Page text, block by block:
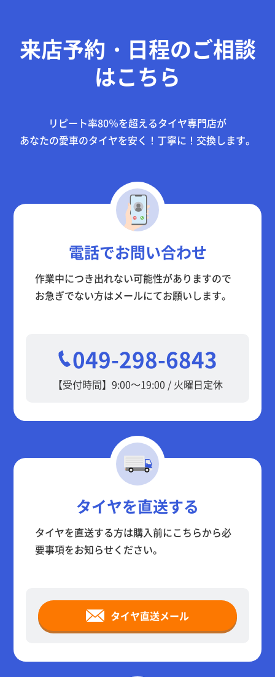
来店予約・日程のご相談
はこちら
リピート率80％を超えるタイヤ専門店が
あなたの愛車のタイヤを安く！丁寧に！ 交換します。
電話でお問い合わせ
作業中につき出れない可能性がありますので
お急ぎでない方はメールにてお願いします。
049-298-6843
【受付時間】9:00～19:00 / 火曜日定休
タイヤを直送する
タイヤを直送する方は購入前にこちらから必
要事項をお知らせください。
タイヤ直送メール